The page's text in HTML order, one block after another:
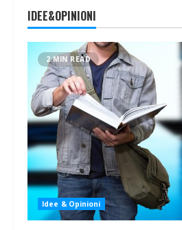
IDEE&OPINIONI
2 MIN READ
Idee & Opinioni